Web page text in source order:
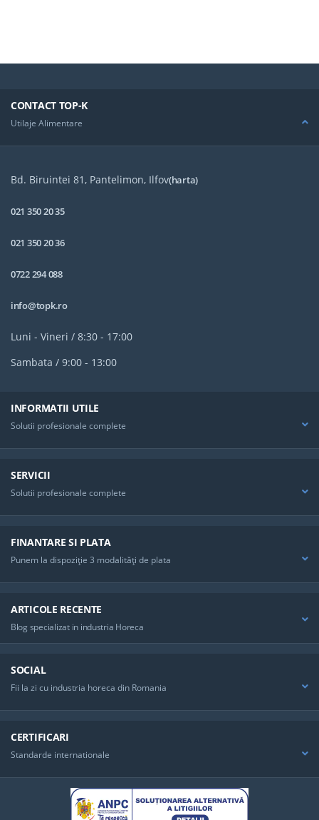
CONTACT TOP-K
Utilaje Alimentare
Bd. Biruintei 81, Pantelimon, Ilfov(harta)
021 350 20 35
021 350 20 36
0722 294 088
info@topk.ro
Luni - Vineri / 8:30 - 17:00
Sambata / 9:00 - 13:00
INFORMATII UTILE
Solutii profesionale complete
SERVICII
Solutii profesionale complete
FINANTARE SI PLATA
Punem la dispoziţie 3 modalităţi de plata
ARTICOLE RECENTE
Blog specializat in industria Horeca
SOCIAL
Fii la zi cu industria horeca din Romania
CERTIFICARI
Standarde internationale